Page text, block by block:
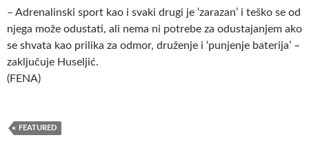
– Adrenalinski sport kao i svaki drugi je ‘zarazan’ i teško se od
njega može odustati, ali nema ni potrebe za odustajanjem ako
se shvata kao prilika za odmor, druženje i ‘punjenje baterija’ –
zaključuje Huseljić.
(FENA)
FEATURED